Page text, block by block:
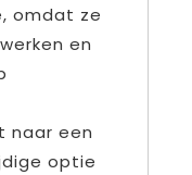
omdat ze
en
naar een
optie